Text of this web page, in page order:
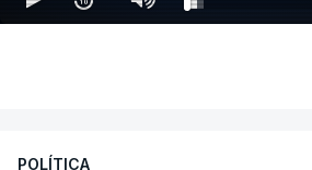
POLÍTICA